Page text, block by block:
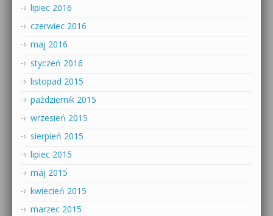
lipiec 2016
czerwiec 2016
maj 2016
styczeń 2016
listopad 2015
październik 2015
wrzesień 2015
sierpień 2015
lipiec 2015
maj 2015
kwiecień 2015
marzec 2015